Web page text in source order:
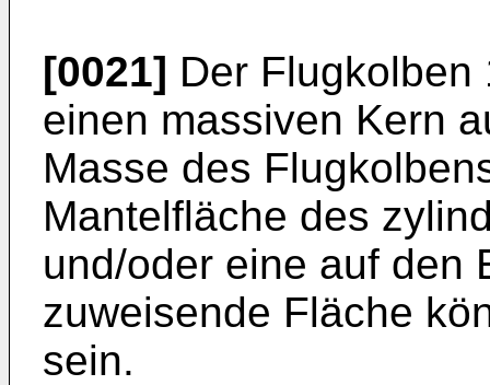
[0021] Der
einen massiven Kern
Masse des
Mantelfläche des
und/oder eine auf den
zuweisende Fläche
sein.